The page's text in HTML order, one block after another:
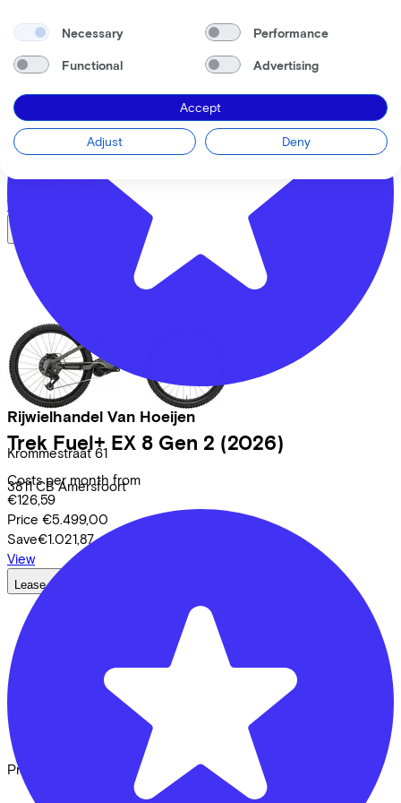
Rijwielhandel Van Hoeijen
Krommestraat 61
3811 CB Amersfoort
Trek Fuel EX 9 Eagle 90 Gen 7 (2026)
Costs per month from
€126,59
Save€1.021,87
View
Trek Fuel+ EX 8 Gen 2 (2026)
Costs per month from
€126,59
Price €5.499,00
Save€1.021,87
View
Lease a Bike
Security & Privacy
Proud partner of
Necessary Performance
Functional Advertising
Accept
Adjust Deny